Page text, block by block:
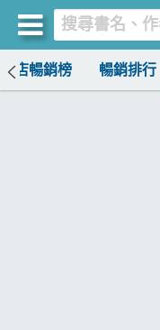
書店暢銷榜 暢銷排行
買書網